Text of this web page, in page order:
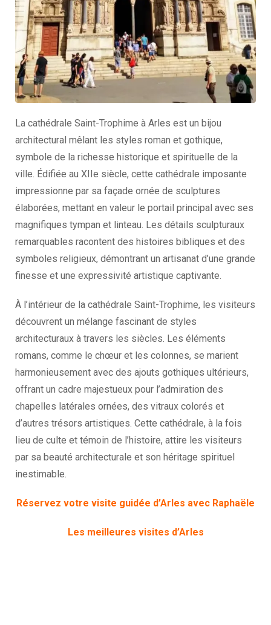
La cathédrale Saint-Trophime à Arles est un bijou
architectural mêlant les styles roman et gothique,
symbole de la richesse historique et spirituelle de la
ville. Édifiée au XIIe siècle, cette cathédrale imposante
impressionne par sa façade ornée de sculptures
élaborées, mettant en valeur le portail principal avec ses
magnifiques tympan et linteau. Les détails sculpturaux
remarquables racontent des histoires bibliques et des
symboles religieux, démontrant un artisanat d’une grande
finesse et une expressivité artistique captivante.
À l’intérieur de la cathédrale Saint-Trophime, les visiteurs
découvrent un mélange fascinant de styles
architecturaux à travers les siècles. Les éléments
romans, comme le chœur et les colonnes, se marient
harmonieusement avec des ajouts gothiques ultérieurs,
offrant un cadre majestueux pour l’admiration des
chapelles latérales ornées, des vitraux colorés et
d’autres trésors artistiques. Cette cathédrale, à la fois
lieu de culte et témoin de l’histoire, attire les visiteurs
par sa beauté architecturale et son héritage spirituel
inestimable.
Réservez votre visite guidée d’Arles avec Raphaële
Les meilleures visites d’Arles